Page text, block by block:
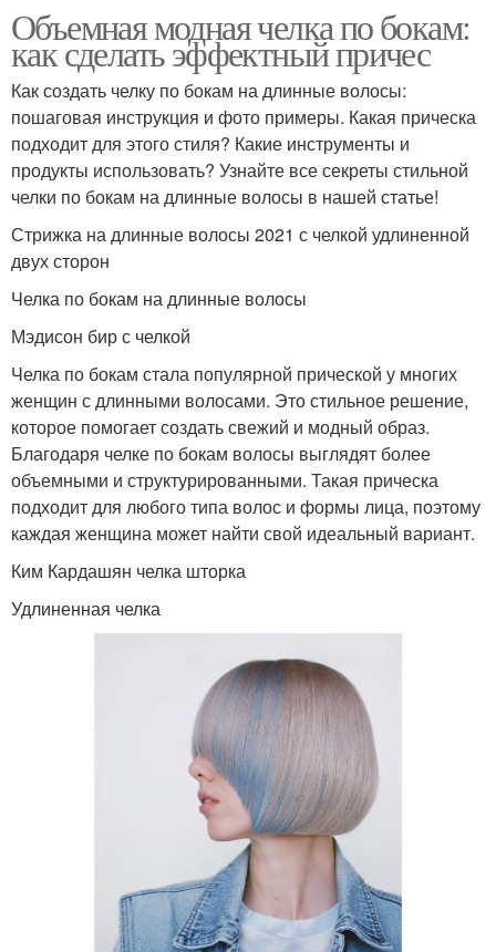
Объемная модная челка по бокам:
как сделать эффектный причес
Как создать челку по бокам на длинные волосы:
пошаговая инструкция и фото примеры. Какая прическа
подходит для этого стиля? Какие инструменты и
продукты использовать? Узнайте все секреты стильной
челки по бокам на длинные волосы в нашей статье!
Стрижка на длинные волосы 2021 с челкой удлиненной
двух сторон
Челка по бокам на длинные волосы
Мэдисон бир с челкой
Челка по бокам стала популярной прической у многих
женщин с длинными волосами. Это стильное решение,
которое помогает создать свежий и модный образ.
Благодаря челке по бокам волосы выглядят более
объемными и структурированными. Такая прическа
подходит для любого типа волос и формы лица, поэтому
каждая женщина может найти свой идеальный вариант.
Ким Кардашян челка шторка
Удлиненная челка